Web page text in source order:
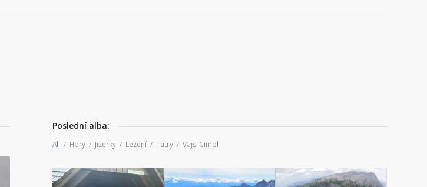
Poslední alba:
All / Hory / Jizerky / Lezení / Tatry / Vajs-Cimpl